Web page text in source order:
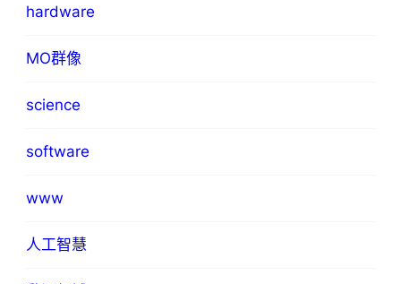
hardware
MO群像
science
software
www
人工智慧